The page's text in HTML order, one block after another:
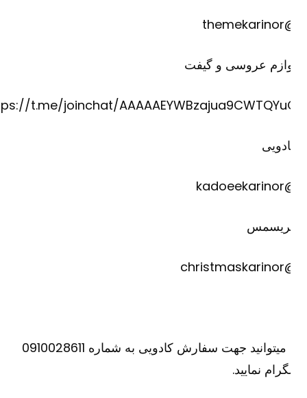
عروسی و گیفت
https://t.me/joinchat/
یا میتوانید جهت سفارش کادویی به شماره 0910028611
نمایید.